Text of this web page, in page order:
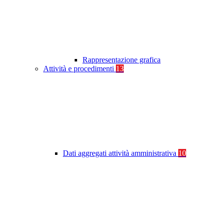
Rappresentazione grafica
Attività e procedimenti 13
Dati aggregati attività amministrativa 10